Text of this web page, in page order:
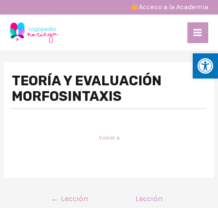
Abrir
contenido
︎Acceso a la Academia
MAIN
TEORÍA Y EVALUACIÓN
MORFOSINTAXIS
Volver a
entradas
← Lección
Lección